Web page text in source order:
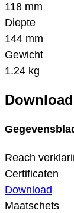
118 mm
Diepte
144 mm
Gewicht
1.24 kg
Reach
Certificaten
Download
Maatschets